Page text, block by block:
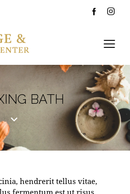
BATH
hendrerit tellus vitae,
fermentum est ut risus